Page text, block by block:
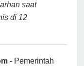
saat
di 12
- Pemerintah